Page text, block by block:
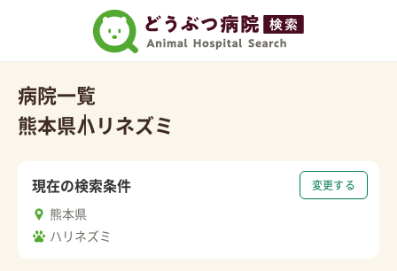
病院一覧
熊本県ハリネズミ
変更する
現在の検索条件
熊本県
ハリネズミ